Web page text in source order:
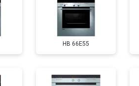
HB 66E55